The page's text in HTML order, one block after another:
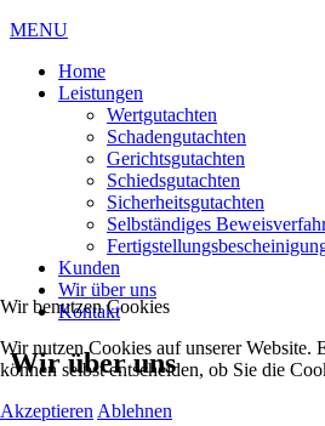
MENU
Home
Leistungen
Wertgutachten
Schadengutachten
Gerichtsgutachten
Schiedsgutachten
Sicherheitsgutachten
Selbständiges
Kunden
Wir über uns
Kontakt
Wir über uns
Wir benutzen Cookies
Wir nutzen Cookies auf unserer Website.
können selbst entscheiden, ob Sie die
Akzeptieren Ablehnen